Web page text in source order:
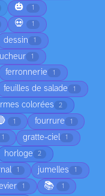
🎃 1
💀 1
dessin 1
1
ferronnerie 1
feuilles de salade 1
colorées 2
1 fourrure 1
1 gratte-ciel 1
horloge 2
1 jumelles 1
1 📚 1